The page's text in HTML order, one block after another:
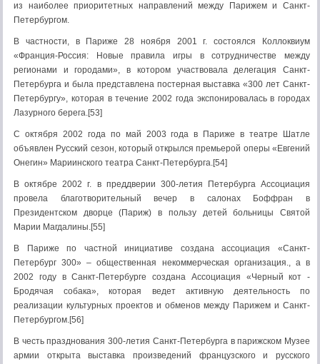
из наиболее приоритетных направлений между Парижем и Санкт-
Петербургом.
В частности, в Париже 28 ноября 2001 г. состоялся Коллоквиум
«Франция-Россия: Новые правила игры в сотрудничестве между
регионами и городами», в котором участвовала делегация Санкт-
Петербурга и была представлена постерная выставка «300 лет Санкт-
Петербургу», которая в течение 2002 года экспонировалась в городах
Лазурного берега.[53]
С октября 2002 года по май 2003 года в Париже в театре Шатле
объявлен Русский сезон, который открылся премьерой оперы «Евгений
Онегин» Мариинского театра Санкт-Петербурга.[54]
В октябре 2002 г. в преддверии 300-летия Петербурга Ассоциация
провела благотворительный вечер в салонах Боффран в
Президентском дворце (Париж) в пользу детей больницы Святой
Марии Магдалины.[55]
В Париже по частной инициативе создана ассоциация «Санкт-
Петербург 300» – общественная некоммерческая организация., а в
2002 году в Санкт-Петербурге создана Ассоциация «Черный кот -
Бродячая собака», которая ведет активную деятельность по
реализации культурных проектов и обменов между Парижем и Санкт-
Петербургом.[56]
В честь празднования 300-летия Санкт-Петербурга в парижском Музее
армии открыта выставка произведений французского и русского